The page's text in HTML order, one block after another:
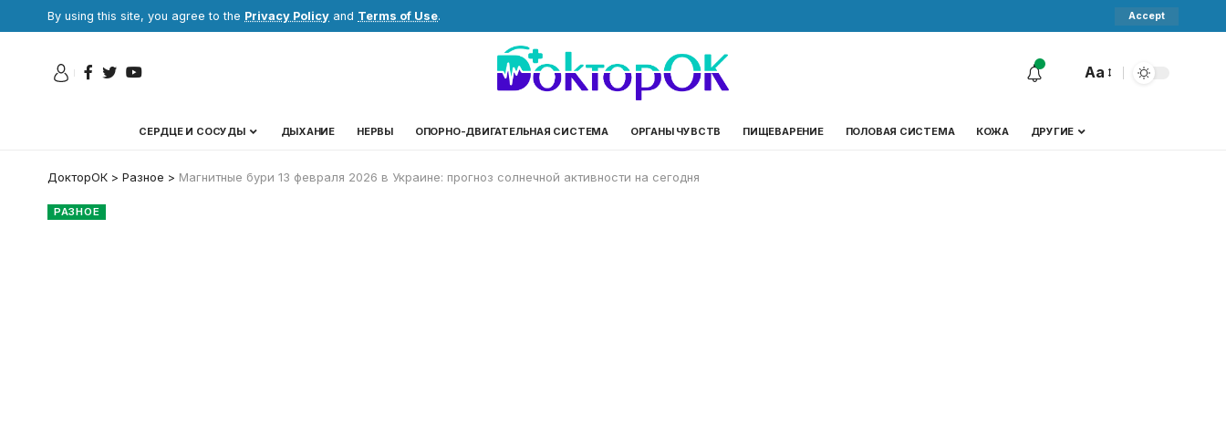
By using this site, you agree to the Privacy Policy and Terms of Use. Accept
Aa
СЕРДЦЕ И СОСУДЫ ДЫХАНИЕ НЕРВЫ ОПОРНО-ДВИГАТЕЛЬНАЯ СИСТЕМА ОРГАНЫ ЧУВСТВ ПИЩЕВАРЕНИЕ ПОЛОВАЯ СИСТЕМА КОЖА ДРУГИЕ
ДокторОК > Разное > Магнитные бури 13 февраля 2026 в Украине: прогноз солнечной активности на сегодня
РАЗНОЕ